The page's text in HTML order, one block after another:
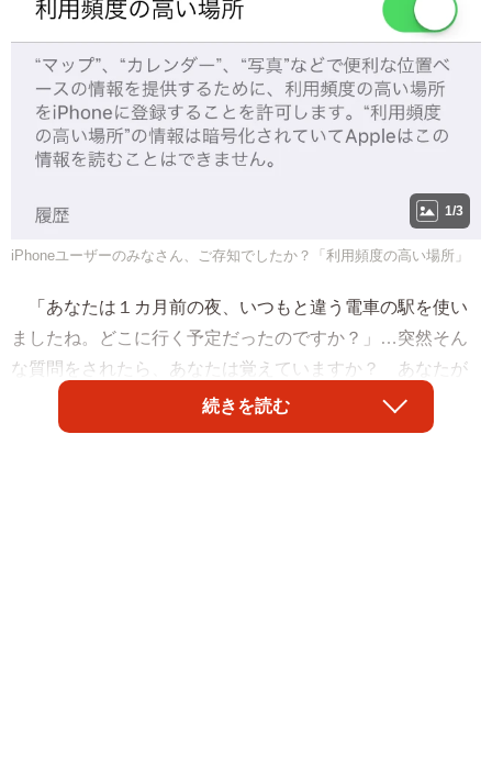
1/3
iPhoneユーザーのみなさん、ご存知でしたか？「利用頻度の高い場所」
「あなたは１カ月前の夜、いつもと違う電車の駅を使い
ましたね。どこに行く予定だったのですか？」…突然そん
な質問をされたら、あなたは覚えていますか？ あなたが
答えることができなくても、あなたの手元にあるiPhoneは
覚えているかもしれません。設定を変更していなければ、
続きを読む